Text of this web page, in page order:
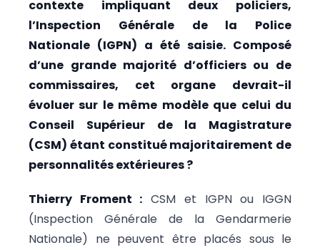
contexte impliquant deux policiers,
l’Inspection Générale de la Police
Nationale (IGPN) a été saisie. Composé
d’une grande majorité d’officiers ou de
commissaires, cet organe devrait-il
évoluer sur le même modèle que celui du
Conseil Supérieur de la Magistrature
(CSM) étant constitué majoritairement de
personnalités extérieures ?
Thierry Froment : CSM et IGPN ou IGGN
(Inspection Générale de la Gendarmerie
Nationale) ne peuvent être placés sous le